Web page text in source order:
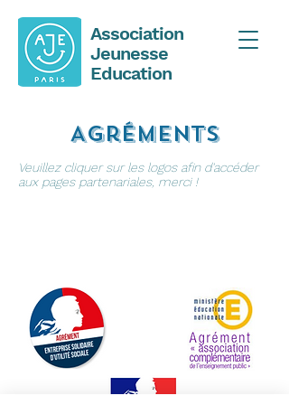
Association
Jeunesse
Education
Agréments
Veuillez cliquer sur les logos afin d'accéder
aux pages partenariales, merci !